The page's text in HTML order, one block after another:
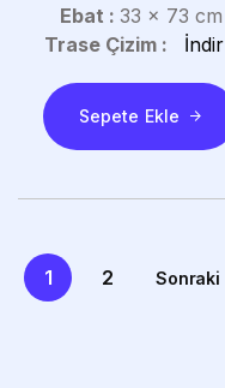
Ebat : 33 x 73 cm
Trase Çizim :
İndir
Sepete Ekle
1 2 Sonraki